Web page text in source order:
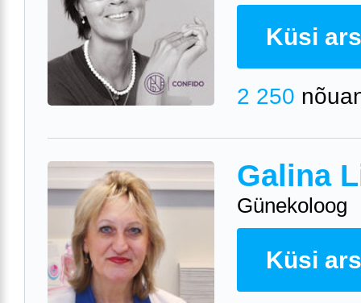
Küsi
2 250
Galina
Günekoloog
Küsi